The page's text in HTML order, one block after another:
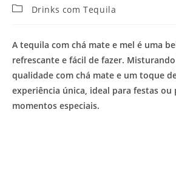
CategoriaDrinks com Tequila
A tequila com chá mate e mel é uma
refrescante e fácil de fazer.
qualidade com chá mate e um toque
experiência única, ideal para festas
momentos especiais.